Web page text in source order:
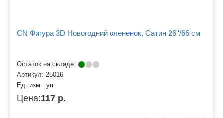
CN Фигура 3D Новогодний олененок, Сатин 26''/66 см
Остаток на складе:
Артикул: 25016
Ед. изм.: уп.
Цена:117 р.